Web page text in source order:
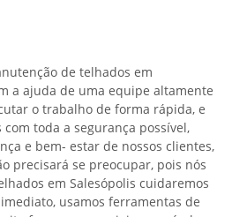
de telhados em
a ajuda de uma equipe altamente
o trabalho de forma rápida, e
toda a segurança possível,
e bem- estar de nossos clientes,
precisará se preocupar, pois nós
em Salesópolis cuidaremos
usamos ferramentas de